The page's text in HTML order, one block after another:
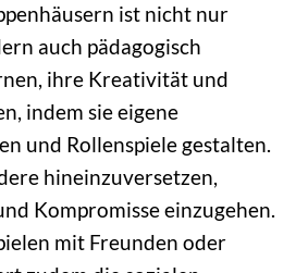
ist nicht nur
auch pädagogisch
ihre Kreativität und
indem sie eigene
und Rollenspiele gestalten.
hineinzuversetzen,
Kompromisse einzugehen.
mit Freunden oder